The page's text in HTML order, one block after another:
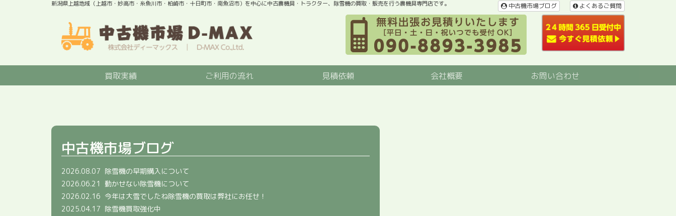
新潟県上越地域（上越市・妙高市・糸魚川市・柏崎市・十日町市・南魚沼市）を中心に中古農機具・トラクター、除雪機の買取・販売を行う農機具専門店です。 よくあるご質問
中古機市場ブログ
買取実績 ご利用の流れ 見積依頼 会社概要 お問い合わせ
中古機市場ブログ
2026.08.07 除雪機の早期購入について
2026.06.21
動かせない除雪機について
2026.02.16 今年は大雪でしたね除雪機の買取は弊社にお任せ！
2025.04.17 除雪機買取強化中